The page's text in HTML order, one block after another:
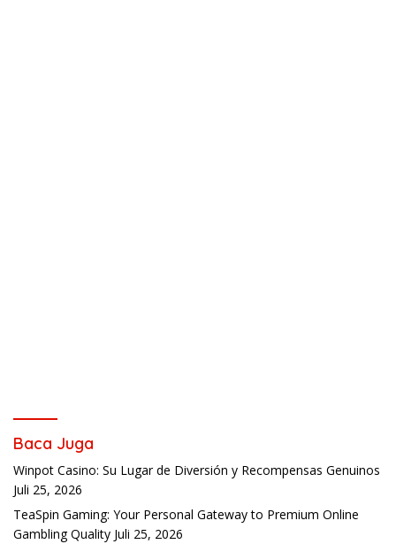
Baca Juga
Winpot Casino: Su Lugar de Diversión y Recompensas Genuinos
Juli 25, 2026
TeaSpin Gaming: Your Personal Gateway to Premium Online
Gambling Quality Juli 25, 2026